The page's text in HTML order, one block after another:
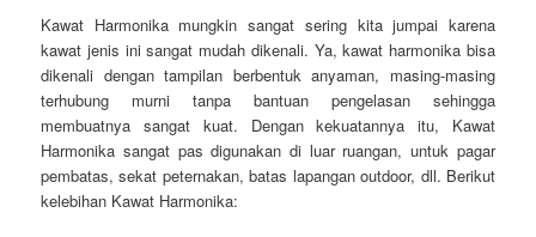
Kawat Harmonika mungkin sangat sering kita jumpai karena
kawat jenis ini sangat mudah dikenali. Ya, kawat harmonika bisa
dikenali dengan tampilan berbentuk anyaman, masing-masing
terhubung murni tanpa bantuan pengelasan sehingga
membuatnya sangat kuat. Dengan kekuatannya itu, Kawat
Harmonika sangat pas digunakan di luar ruangan, untuk pagar
pembatas, sekat peternakan, batas lapangan outdoor, dll. Berikut
kelebihan Kawat Harmonika: